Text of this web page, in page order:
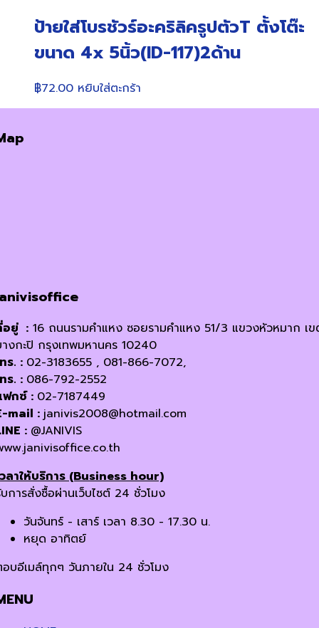
ป้ายใส่โบรชัวร์อะคริลิครูปตัวT ตั้งโต๊ะ
ขนาด 4x 5นิ้ว(ID-117)2ด้าน
฿72.00 หยิบใส่ตะกร้า
อยู่ : 16 ถนนรามคำแหง ซอยรามคำแหง 51/3 แขวงหัวหมาก เ
งกะปิ กรุงเทพมหานคร 10240
ร. : 02-3183655 , 081-866-7072,
ร. : 086-792-2552
กซ์ : 02-7187449
mail : janivis2008@hotmail.com
: @JANIVIS
ลาให้บริการ (Business hour)
การสั่งซื้อผ่านเว็บไซต์ 24 ชั่วโมง
วันจันทร์ - เสาร์ เวลา 8.30 - 17.30 น.
หยุด อาทิตย์
บอีเมล์ทุกๆ วันภายใน 24 ชั่วโมง